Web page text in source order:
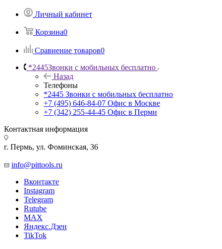
Личный кабинет
Корзина0
Сравнение товаров0
*2445Звонки с мобильных бесплатно
Назад
Телефоны
*2445 Звонки с мобильных бесплатно
+7 (495) 646-84-07 Офис в Москве
+7 (342) 255-44-45 Офис в Перми
Контактная информация
г. Пермь, ул. Фоминская, 36
info@pittools.ru
Вконтакте
Instagram
Telegram
Rutube
MAX
Яндекс.Дзен
TikTok